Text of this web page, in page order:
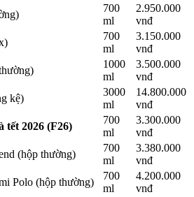
700
ml
2.950.000
vnđ
700
ml
3.150.000
vnđ
1000
ml
3.500.000
vnđ
kệ)
3000
ml
14.800.000
vnđ
tết 2026 (F26)
700
ml
3.300.000
vnđ
(hộp thường)
700
ml
3.380.000
vnđ
Polo (hộp thường)
700
ml
4.200.000
vnđ